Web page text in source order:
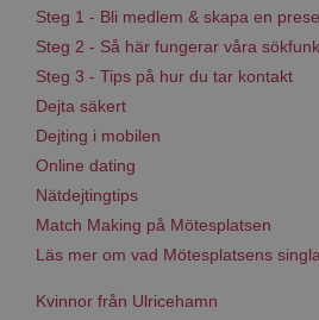
Steg 1 - Bli medlem & skapa en
Steg 2 - Så här fungerar våra
Steg 3 - Tips på hur du tar kontakt
Dejta säkert
Dejting i mobilen
Online dating
Nätdejtingtips
Match Making på Mötesplatsen
Läs mer om vad Mötesplatsens
Kvinnor från Ulricehamn